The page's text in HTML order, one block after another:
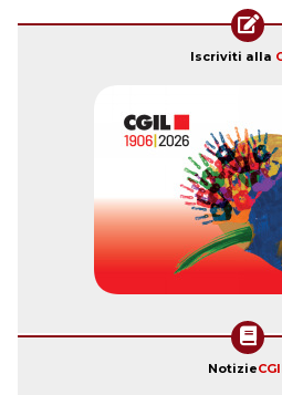
Iscriviti alla
Notizie